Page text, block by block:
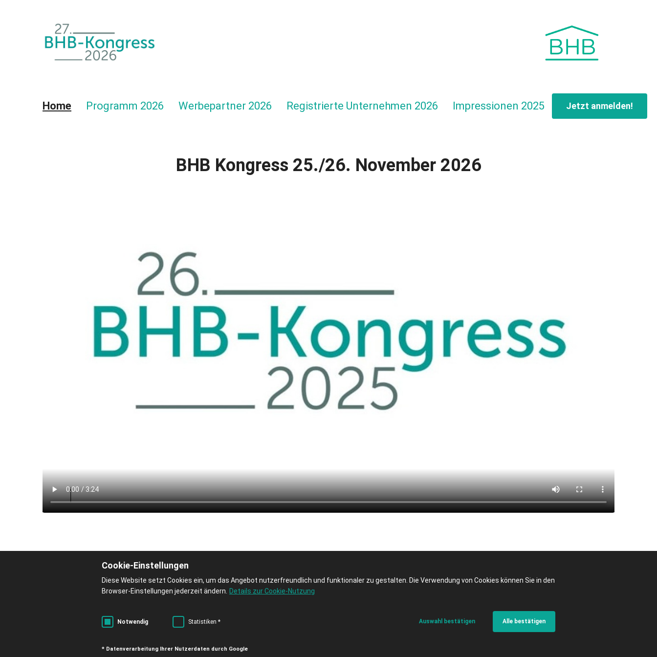
Home Programm 2026 Werbepartner 2026 Registrierte Unternehmen 2026 Impressionen 2025 Jetzt anmelden!
BHB Kongress 25./26. November 2026
Cookie-Einstellungen
Diese Website setzt Cookies ein, um das Angebot nutzerfreundlich und funktionaler zu gestalten. Die Verwendung von Cookies können Sie in den
Browser-Einstellungen jederzeit ändern.
Details zur Cookie-Nutzung
Notwendig Statistiken * Auswahl bestätigen Alle bestätigen
* Datenverarbeitung Ihrer Nutzerdaten durch Google